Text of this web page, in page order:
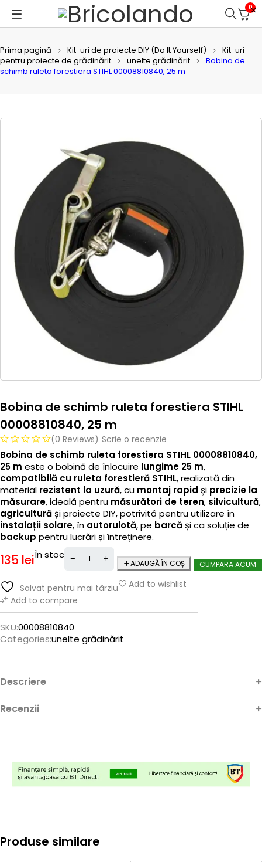
0
Prima pagină Kit-uri de proiecte DIY (Do It Yourself)
Kit-uri
pentru proiecte de grădinărit
unelte grădinărit
Bobina de
schimb ruleta forestiera STIHL 00008810840, 25 m
Bobina de schimb ruleta forestiera STIHL
00008810840, 25 m
(0 Reviews) Scrie o recenzie
Bobina de schimb ruleta forestiera STIHL 00008810840,
25 m este o bobină de înlocuire lungime 25 m,
compatibilă cu ruleta forestieră STIHL, realizată din
material rezistent la uzură, cu montaj rapid și precizie la
măsurare, ideală pentru măsurători de teren, silvicultură,
agriculturăși proiecte DIY, potrivită pentru utilizare în
instalații solare, în autorulotă, pe barcăși ca soluție de
backup pentru lucrări și întreținere.
135 leiÎn stoc
ADAUGĂ ÎN COȘ CUMPARA ACUM
Salvat pentru mai târziu
Add to wishlist
Add to compare
SKU:00008810840
Categories:unelte grădinărit
Descriere
Recenzii
Produse similare